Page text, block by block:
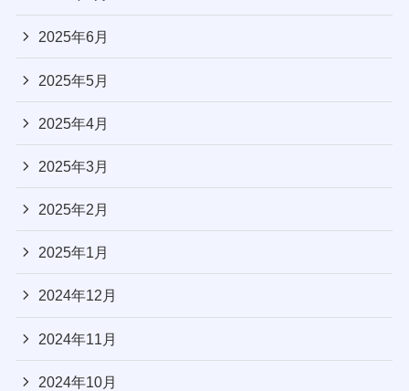
2025年6月
2025年5月
2025年4月
2025年3月
2025年2月
2025年1月
2024年12月
2024年11月
2024年10月